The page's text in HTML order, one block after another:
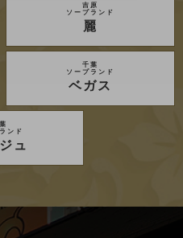
吉原
ソープランド
麗
千葉
ソープランド
ベガス
ンド
ュ